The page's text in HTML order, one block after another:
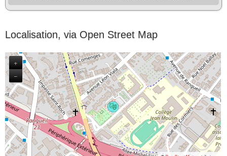
Localisation, via Open Street Map
+
−